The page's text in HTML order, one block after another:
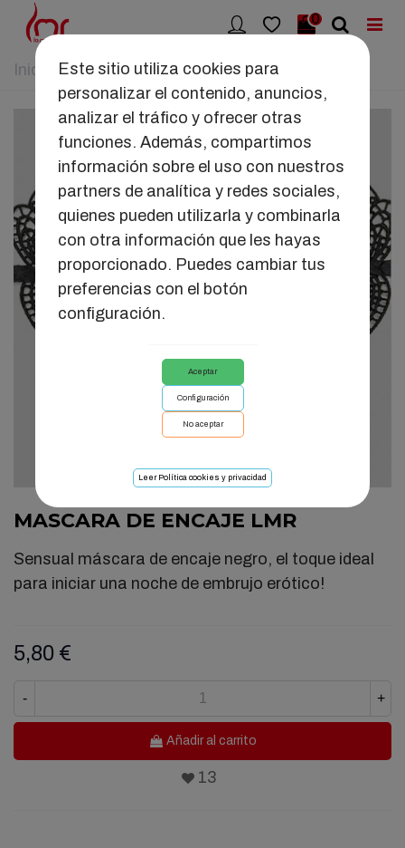
Este sitio utiliza cookies para
personalizar el contenido, anuncios,
analizar el tráfico y ofrecer otras
funciones. Además, compartimos
información sobre el uso con nuestros
partners de analítica y redes sociales,
quienes pueden utilizarla y combinarla
con otra información que les hayas
proporcionado. Puedes cambiar tus
preferencias con el botón
configuración.
Aceptar
Configuración
No aceptar
Leer Política cookies y privacidad
0
Inicio > LMR > MASCARA DE ENCAJE LMR
MASCARA DE ENCAJE LMR
Sensual máscara de encaje negro, el toque ideal
para iniciar una noche de embrujo erótico!
5,80 €
- +
Añadir al carrito
13